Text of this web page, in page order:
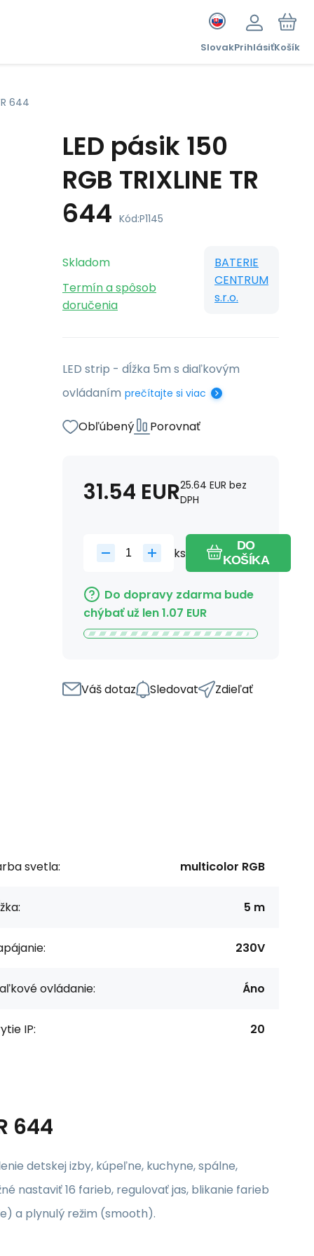
SlovakPrihlásiťKošík
644
LED pásik 150
RGB TRIXLINE TR
644 Kód:P1145
Skladom
Termín a spôsob
doručenia
BATERIE
CENTRUM
s.r.o.
LED strip - dĺžka 5m s diaľkovým
ovládaním prečítajte si viac
Obľúbený Porovnať
31.54 EUR25.64 EUR bez
DPH
ks
DO
KOŠÍKA
Do dopravy zdarma bude
chýbať už len1.07 EUR
Váš dotaz Sledovat Zdieľať
svetla: multicolor RGB
5 m
230V
ovládanie: Áno
IP: 20
644
detskej izby, kúpeľne, kuchyne, spálne,
nastaviť 16 farieb, regulovať jas, blikanie farieb
a plynulý režim (smooth).